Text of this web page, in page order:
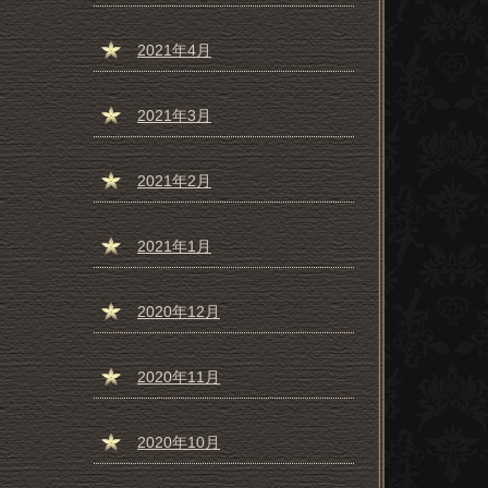
2021年4月
2021年3月
2021年2月
2021年1月
2020年12月
2020年11月
2020年10月